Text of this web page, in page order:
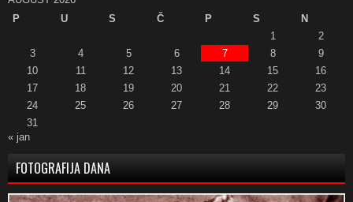
P
U S Č P S
N
1
2
3
4 5 6 7 8
9
10
11 12 13 14 15
16
17
18 19 20 21 22
23
24
25 26 27 28 29
30
31
« jan
FOTOGRAFIJA DANA